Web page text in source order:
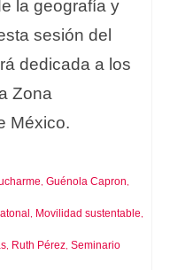
la geografía y
sesión del
dedicada a los
Zona
México.
, Guénola Capron,
, Movilidad sustentable,
, Ruth Pérez, Seminario